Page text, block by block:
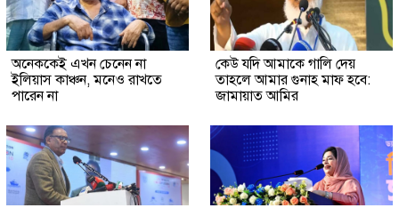
অনেককেই এখন চেনেন না
ইলিয়াস কাঞ্চন, মনেও রাখতে
পারেন না
কেউ যদি আমাকে গালি দেয়
তাহলে আমার গুনাহ মাফ হবে:
জামায়াত আমির